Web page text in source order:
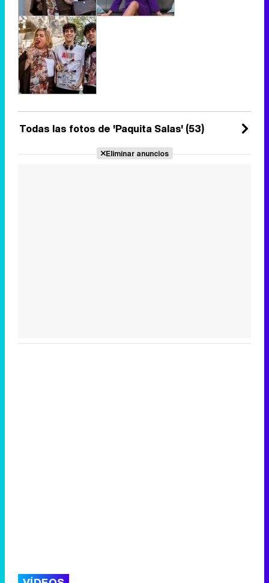
Todas las fotos de 'Paquita Salas' (53)
Eliminar anuncios